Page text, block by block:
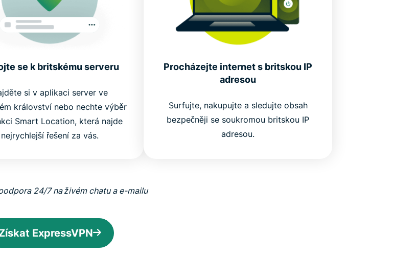
se k britskému serveru
si v aplikaci server ve
království nebo nechte výběr
Smart Location, která najde
nejrychlejší řešení za vás.
Procházejte internet s britskou IP
adresou
Surfujte, nakupujte a sledujte obsah
bezpečněji se soukromou britskou IP
adresou.
24/7 na živém chatu a e-mailu
ExpressVPN